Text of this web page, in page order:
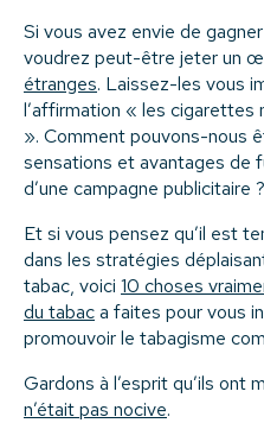
Si vous avez envie de
voudrez peut-être jeter un
étranges. Laissez-les vous
l’affirmation « les cigarettes
». Comment pouvons-nous
sensations et avantages de
d’une campagne publicitaire ?
Et si vous pensez qu’il est
dans les stratégies
tabac, voici 10 choses
du tabaca faites pour vous
promouvoir le tabagisme
Gardons à l’esprit qu’ils ont
n’était pas nocive.